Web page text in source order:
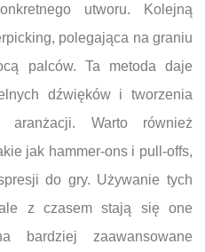
utworu. Kolejną
polegająca na graniu
palców. Ta metoda daje
dźwięków i tworzenia
aranżacji. Warto również
jak hammer-ons i pull-offs,
do gry. Używanie tych
z czasem stają się one
bardziej zaawansowane